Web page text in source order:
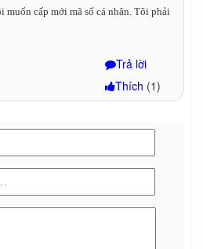
muốn cấp mới mã số cá nhân. Tôi phải
Trả lời
Thích (1)